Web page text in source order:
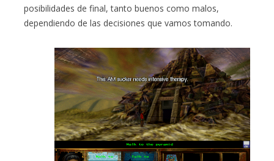
posibilidades de final, tanto buenos como malos,
dependiendo de las decisiones que vamos tomando.